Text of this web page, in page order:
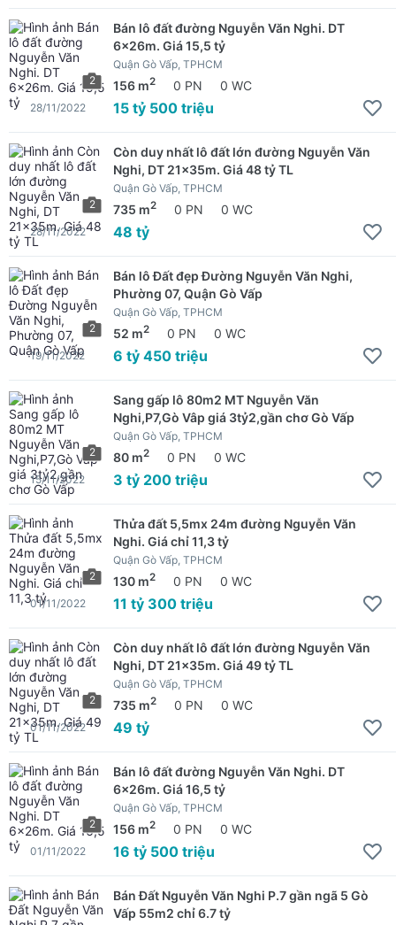
2
Bán lô đất đường Nguyễn Văn Nghi. DT
6x26m. Giá 15,5 tỷ
Quận Gò Vấp, TPHCM
156 m2 0 PN 0 WC
15 tỷ 500 triệu
28/11/2022
2
Còn duy nhất lô đất lớn đường Nguyễn Văn
Nghi, DT 21x35m. Giá 48 tỷ TL
Quận Gò Vấp, TPHCM
735 m2 0 PN 0 WC
48 tỷ
28/11/2022
2
Bán lô Đất đẹp Đường Nguyễn Văn Nghi,
Phường 07, Quận Gò Vấp
Quận Gò Vấp, TPHCM
52 m2 0 PN 0 WC
6 tỷ 450 triệu
19/11/2022
2
Sang gấp lô 80m2 MT Nguyễn Văn
Nghi,P7,Gò Vâp giá 3tỷ2,gần chơ Gò Vấp
Quận Gò Vấp, TPHCM
80 m2 0 PN 0 WC
3 tỷ 200 triệu
15/11/2022
2
Thửa đất 5,5mx 24m đường Nguyễn Văn
Nghi. Giá chỉ 11,3 tỷ
Quận Gò Vấp, TPHCM
130 m2 0 PN 0 WC
11 tỷ 300 triệu
01/11/2022
2
Còn duy nhất lô đất lớn đường Nguyễn Văn
Nghi, DT 21x35m. Giá 49 tỷ TL
Quận Gò Vấp, TPHCM
735 m2 0 PN 0 WC
49 tỷ
01/11/2022
2
Bán lô đất đường Nguyễn Văn Nghi. DT
6x26m. Giá 16,5 tỷ
Quận Gò Vấp, TPHCM
156 m2 0 PN 0 WC
16 tỷ 500 triệu
01/11/2022
Bán Đất Nguyễn Văn Nghi P.7 gần ngã 5 Gò
Vấp 55m2 chỉ 6.7 tỷ